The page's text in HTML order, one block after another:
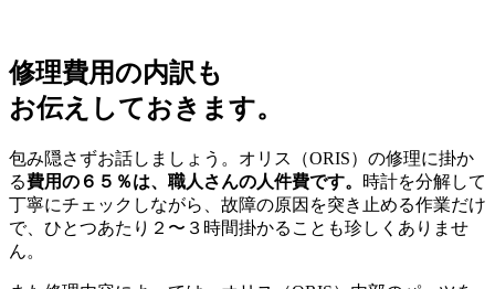
修理費用の内訳も
お伝えしておきます。
包み隠さずお話しましょう。オリス（ORIS）の修理に掛か
る費用の６５％は、職人さんの人件費です。 時計を分解して
丁寧にチェックしながら、故障の原因を突き止める作業だけ
で、ひとつあたり２〜３時間掛かることも珍しくありませ
ん。